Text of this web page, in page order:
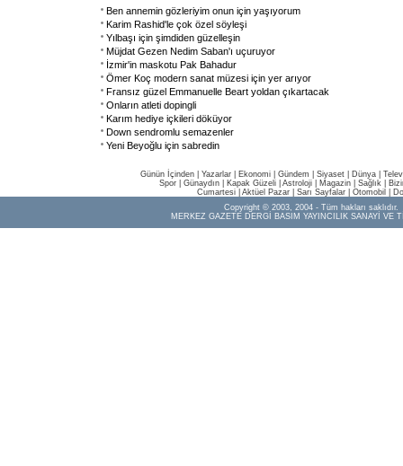
Ben annemin gözleriyim onun için yaşıyorum
Karim Rashid'le çok özel söyleşi
Yılbaşı için şimdiden güzelleşin
Müjdat Gezen Nedim Saban'ı uçuruyor
İzmir'in maskotu Pak Bahadur
Ömer Koç modern sanat müzesi için yer arıyor
Fransız güzel Emmanuelle Beart yoldan çıkartacak
Onların atleti dopingli
Karım hediye içkileri döküyor
Down sendromlu semazenler
Yeni Beyoğlu için sabredin
Günün İçinden Yazarlar Ekonomi Gündem Siyaset Dünya |
Spor
Günaydın Kapak Güzeli Astroloji Magazin Sağlık
Cumartesi| Aktüel Pazar| Sarı Sayfalar| Otomobil
Copyright © 2003, 2004 - Tüm hakları saklıdır.
MERKEZ GAZETE DERGİ BASIM YAYINCILIK SANAYİ VE